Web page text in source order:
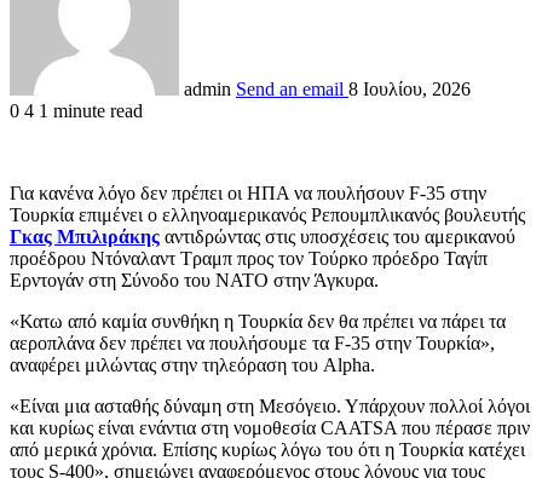
admin Send an email 8 Ιουλίου, 2026
0 4 1 minute read
Για κανένα λόγο δεν πρέπει οι ΗΠΑ να πουλήσουν F-35 στην
Τουρκία επιμένει ο ελληνοαμερικανός Ρεπουμπλικανός βουλευτής
Γκας Μπιλιράκης αντιδρώντας στις υποσχέσεις του αμερικανού
προέδρου Ντόναλαντ Τραμπ προς τον Τούρκο πρόεδρο Ταγίπ
Ερντογάν στη Σύνοδο του ΝΑΤΟ στην Άγκυρα.
«Κατω από καμία συνθήκη η Τουρκία δεν θα πρέπει να πάρει τα
αεροπλάνα δεν πρέπει να πουλήσουμε τα F-35 στην Τουρκία»,
αναφέρει μιλώντας στην τηλεόραση του Alpha.
«Είναι μια ασταθής δύναμη στη Μεσόγειο. Υπάρχουν πολλοί λόγοι
και κυρίως είναι ενάντια στη νομοθεσία CAATSA που πέρασε πριν
από μερικά χρόνια. Επίσης κυρίως λόγω του ότι η Τουρκία κατέχει
τους S-400», σημειώνει αναφερόμενος στους λόγους για τους